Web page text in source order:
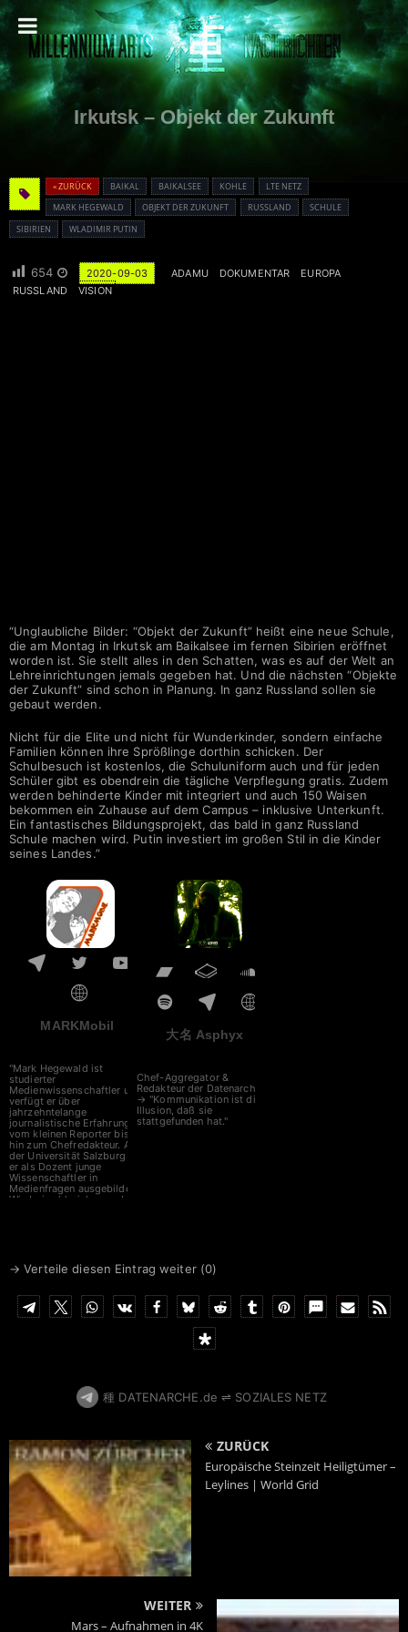
Irkutsk – Objekt der Zukunft
« ZURÜCK BAIKAL BAIKALSEE KOHLE
LTE NETZ
MARK HEGEWALD
OBJEKT DER ZUKUNFT RUSSLAND
SCHULE
SIBIRIEN
WLADIMIR PUTIN
654 2020-09-03 ADAMU DOKUMENTAR
EUROPA
RUSSLAND
VISION
“Unglaubliche Bilder: “Objekt der Zukunft” heißt eine neue Schule,
die am Montag in Irkutsk am Baikalsee im fernen Sibirien eröffnet
worden ist. Sie stellt alles in den Schatten, was es auf der Welt an
Lehreinrichtungen jemals gegeben hat. Und die nächsten “Objekte
der Zukunft” sind schon in Planung. In ganz Russland sollen sie
gebaut werden.
Nicht für die Elite und nicht für Wunderkinder, sondern einfache
Familien können ihre Sprößlinge dorthin schicken. Der
Schulbesuch ist kostenlos, die Schuluniform auch und für jeden
Schüler gibt es obendrein die tägliche Verpflegung gratis. Zudem
werden behinderte Kinder mit integriert und auch 150 Waisen
bekommen ein Zuhause auf dem Campus – inklusive Unterkunft.
Ein fantastisches Bildungsprojekt, das bald in ganz Russland
Schule machen wird. Putin investiert im großen Stil in die Kinder
seines Landes.”
MARKMobil
"Mark Hegewald ist
studierter
Medienwissenschaftler und
verfügt er über
jahrzehntelange
journalistische Erfahrung -
vom kleinen Reporter bis
hin zum Chefredakteur. An
der Universität Salzburg hat
er als Dozent junge
Wissenschaftler in
Medienfragen ausgebildet.
Wie bei zahlreichen anderen
Heute engagiert sich Mark
Friedensbewegung. Die
Sendereihe wird nur durch
Spenden der Zuschauer
大名 Asphyx
Chef-Aggregator &
Redakteur der Datenarche
→ "Kommunikation ist die
Illusion, daß sie
stattgefunden hat."
→ Verteile diesen Eintrag weiter (0)
種 DATENARCHE.de ⇌ SOZIALES NETZ
ZURÜCK
Europäische Steinzeit Heiligtümer –
Leylines | World Grid
WEITER
Mars – Aufnahmen in 4K